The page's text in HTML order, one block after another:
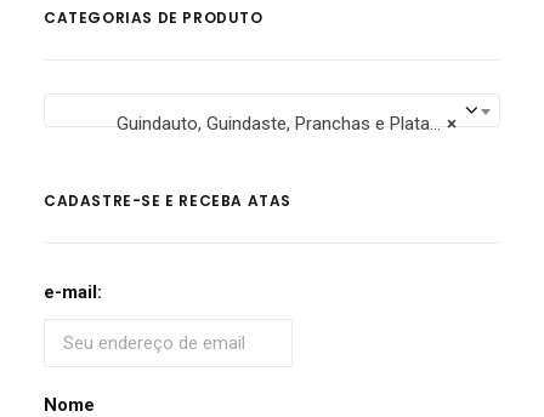
CATEGORIAS DE PRODUTO
×
Guindauto, Guindaste, Pranchas e Plataforma, Munck e Roll On Roll Off
CADASTRE-SE E RECEBA ATAS
e-mail:
Nome